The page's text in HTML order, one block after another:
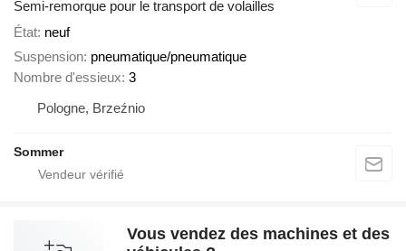
Semi-remorque pour le transport de volailles
État neuf
Suspension pneumatique/pneumatique
Nombre d'essieux 3
Pologne, Brzeźnio
Sommer
Vous vendez des machines et des